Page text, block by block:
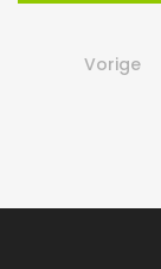
Vorige